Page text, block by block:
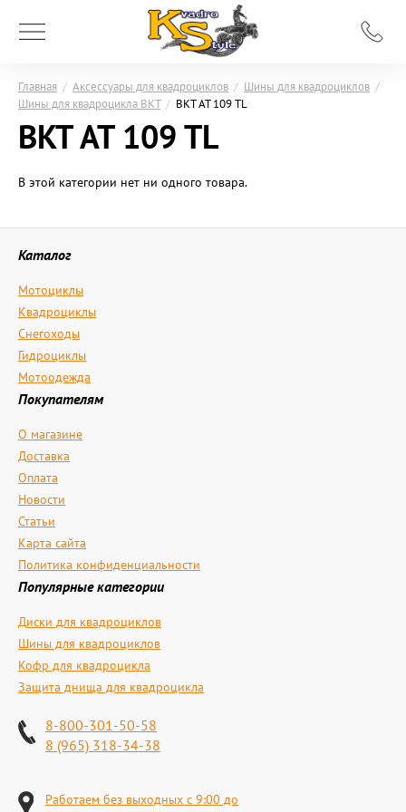
Главная / Аксессуары для квадроциклов / Шины для квадроциклов /
Шины для квадроцикла BKT / BKT AT 109 TL
BKT AT 109 TL
В этой категории нет ни одного товара.
Каталог
Мотоциклы
Квадроциклы
Снегоходы
Гидроциклы
Мотоодежда
Покупателям
О магазине
Доставка
Оплата
Новости
Статьи
Карта сайта
Политика конфиденциальности
Популярные категории
Диски для квадроциклов
Шины для квадроциклов
Кофр для квадроцикла
Защита днища для квадроцикла
8-800-301-50-58
8 (965) 318-34-38
Работаем без выходных с 9:00 до